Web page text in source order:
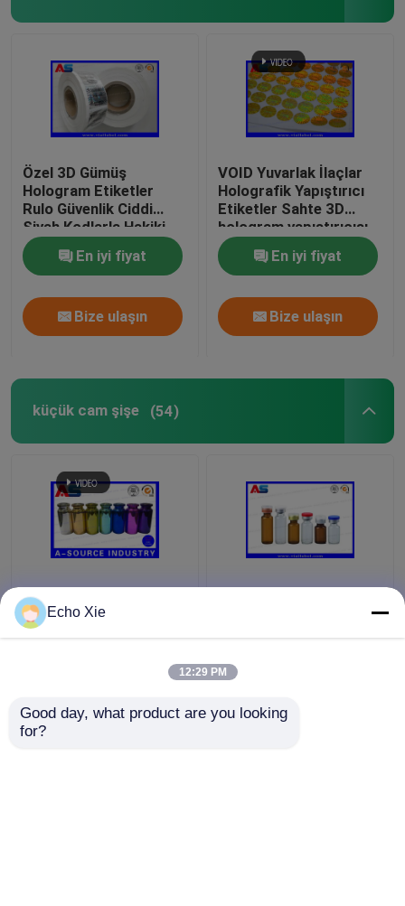
Özel 3D Gümüş
Hologram Etiketler
Rulo Güvenlik Ciddi
Siyah Kodlarla Hakiki
holografik güvenlik
etiketleriEn iyi fiyat
Bize ulaşın
VOID Yuvarlak İlaçlar
Holografik Yapıştırıcı
Etiketler Sahte 3D
hologram yapıştırıcısı
En iyi fiyat
Bize ulaşın
küçük cam şişe (54)
Renkli Küçük Cam
şişeler Şişeler
Kabartma, 10ml Cam
Echo Xie
12:29 PM
Good day, what product are you looking
for?